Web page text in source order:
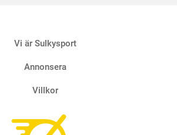
Vi är Sulkysport
Annonsera
Villkor